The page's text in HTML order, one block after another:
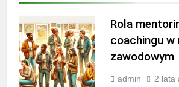
Rola
coachingu w
zawodowym
admin 2 lata